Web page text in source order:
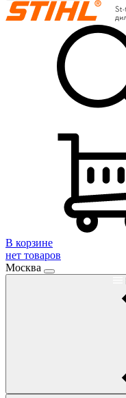
В корзине
нет товаров
Москва